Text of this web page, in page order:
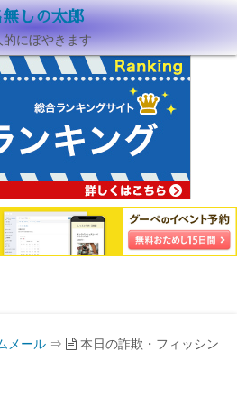
しの太郎
的にぼやきます
メール ⇒
本日の詐欺・フィッシン